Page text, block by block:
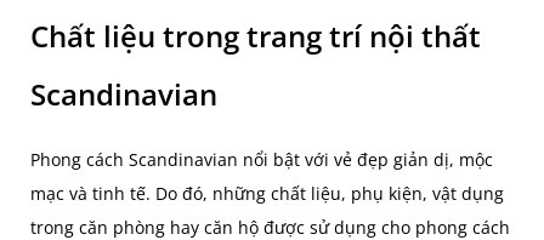
Chất liệu trong trang trí nội thất
Scandinavian
Phong cách Scandinavian nổi bật với vẻ đẹp giản dị, mộc
mạc và tinh tế. Do đó, những chất liệu, phụ kiện, vật dụng
trong căn phòng hay căn hộ được sử dụng cho phong cách